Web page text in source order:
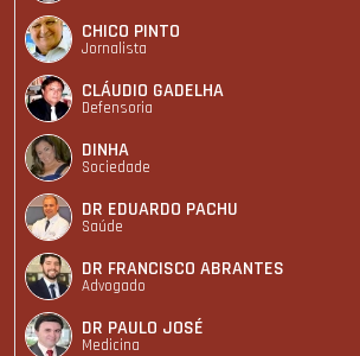
CHICO PINTO
Jornalista
CLÁUDIO GADELHA
Defensoria
DINHA
Sociedade
DR EDUARDO PACHU
Saúde
DR FRANCISCO ABRANTES
Advogado
DR PAULO JOSÉ
Medicina